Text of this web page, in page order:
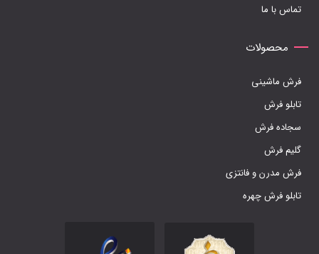
انتخاب
تماس با ما
محصولات
فرش ماشینی
تابلو فرش
سجاده فرش
گلیم فرش
فرش مدرن و فانتزی
تابلو فرش چهره